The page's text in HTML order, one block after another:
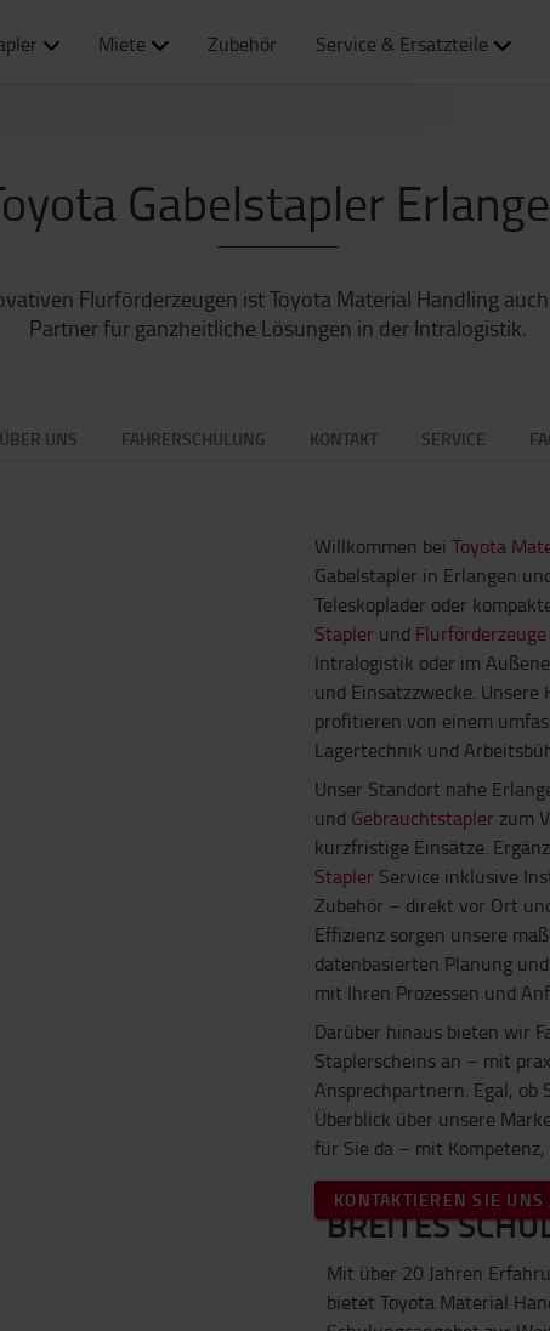
Miete Zubehör Service & Ersatzteile
Gabelstapler
Flurförderzeugen ist Toyota Material Handling
Partner für ganzheitliche Lösungen in der Intralogistik.
ÜBER UNS FAHRERSCHULUNG KONTAKT SERVICE
Willkommen bei Toyota
Gabelstapler in Erlangen
Teleskoplader oder
Stapler und Flurförderzeuge
Intralogistik oder im
und Einsatzzwecke.
profitieren von einem
Lagertechnik und
Unser Standort nahe
und Gebrauchtstapler zum
kurzfristige Einsätze.
Stapler Service inklusive
Zubehör – direkt vor Ort
Effizienz sorgen unsere
datenbasierten Planung
mit Ihren Prozessen und
Darüber hinaus bieten wir
Staplerscheins an – mit
Ansprechpartnern. Egal, ob
Überblick über unsere
für Sie da – mit
KONTAKTIEREN SIE UNS
BREITES
Mit über 20 Jahren
bietet Toyota Material